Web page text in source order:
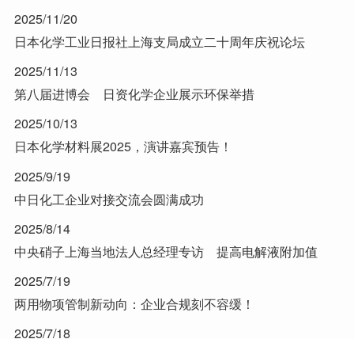
2025/11/20
日本化学工业日报社上海支局成立二十周年庆祝论坛
2025/11/13
第八届进博会 日资化学企业展示环保举措
2025/10/13
日本化学材料展2025，演讲嘉宾预告！
2025/9/19
中日化工企业对接交流会圆满成功
2025/8/14
中央硝子上海当地法人总经理专访 提高电解液附加值
2025/7/19
两用物项管制新动向：企业合规刻不容缓！
2025/7/18